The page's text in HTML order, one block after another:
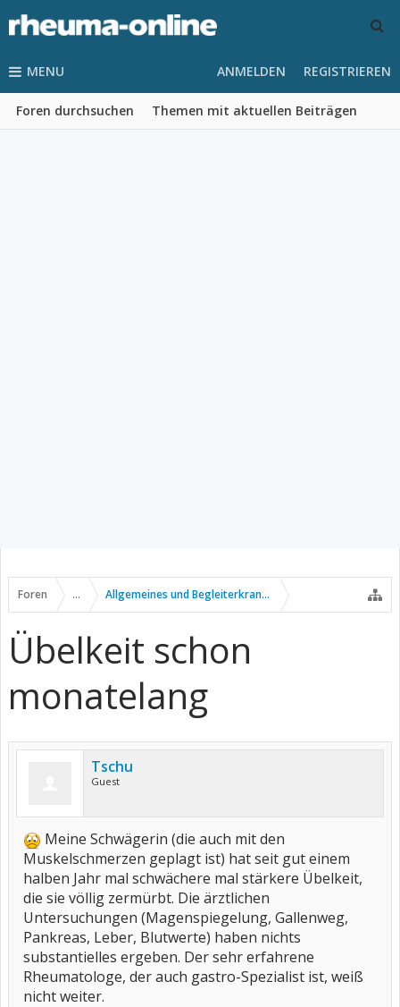
MENU
Foren durchsuchen Themen mit aktuellen Beiträgen
ANMELDEN REGISTRIEREN
Foren ... Allgemeines und Begleiterkrankungen
Übelkeit schon
monatelang
Tschu
Guest
Meine Schwägerin (die auch mit den
Muskelschmerzen geplagt ist) hat seit gut einem
halben Jahr mal schwächere mal stärkere Übelkeit,
die sie völlig zermürbt. Die ärztlichen
Untersuchungen (Magenspiegelung, Gallenweg,
Pankreas, Leber, Blutwerte) haben nichts
substantielles ergeben. Der sehr erfahrene
Rheumatologe, der auch gastro-Spezialist ist, weiß
nicht weiter.